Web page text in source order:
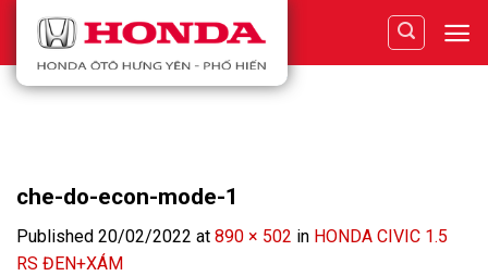
content
che-do-econ-mode-1
Published 20/02/2022 at 890 × 502 in HONDA CIVIC 1.5
RS ĐEN+XÁM